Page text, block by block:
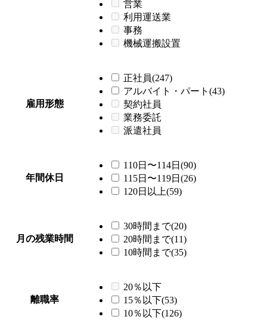
営業
利用運送業
事務
機械運搬設置
雇用形態
正社員(247)
アルバイト・パート(43)
契約社員
業務委託
派遣社員
年間休日
110日〜114日(90)
115日〜119日(26)
120日以上(59)
月の残業時間
30時間まで(20)
20時間まで(11)
10時間まで(35)
離職率
20％以下
15％以下(53)
10％以下(126)